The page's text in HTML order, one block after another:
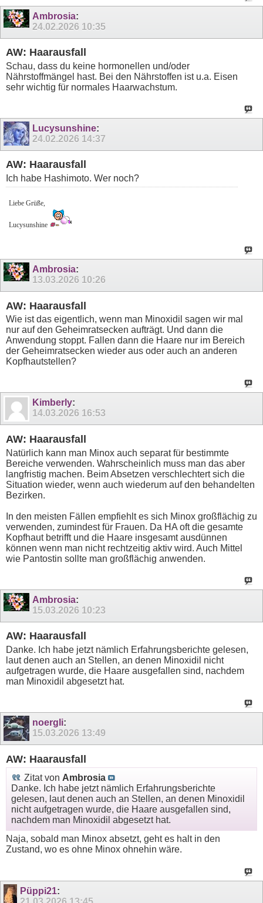
Ambrosia:
24.02.2026 10:35
AW: Haarausfall
Schau, dass du keine hormonellen und/oder
Nährstoffmängel hast. Bei den Nährstoffen ist u.a. Eisen
sehr wichtig für normales Haarwachstum.
Lucysunshine:
24.02.2026 14:37
AW: Haarausfall
Ich habe Hashimoto. Wer noch?
Liebe Grüße,
Lucysunshine
Ambrosia:
13.03.2026 10:26
AW: Haarausfall
Wie ist das eigentlich, wenn man Minoxidil sagen wir mal
nur auf den Geheimratsecken aufträgt. Und dann die
Anwendung stoppt. Fallen dann die Haare nur im Bereich
der Geheimratsecken wieder aus oder auch an anderen
Kopfhautstellen?
Kimberly:
14.03.2026 16:53
AW: Haarausfall
Natürlich kann man Minox auch separat für bestimmte
Bereiche verwenden. Wahrscheinlich muss man das aber
langfristig machen. Beim Absetzen verschlechtert sich die
Situation wieder, wenn auch wiederum auf den behandelten
Bezirken.
In den meisten Fällen empfiehlt es sich Minox großflächig zu
verwenden, zumindest für Frauen. Da HA oft die gesamte
Kopfhaut betrifft und die Haare insgesamt ausdünnen
können wenn man nicht rechtzeitig aktiv wird. Auch Mittel
wie Pantostin sollte man großflächig anwenden.
Ambrosia:
15.03.2026 10:23
AW: Haarausfall
Danke. Ich habe jetzt nämlich Erfahrungsberichte gelesen,
laut denen auch an Stellen, an denen Minoxidil nicht
aufgetragen wurde, die Haare ausgefallen sind, nachdem
man Minoxidil abgesetzt hat.
noergli:
15.03.2026 13:49
AW: Haarausfall
Zitat von Ambrosia
Danke. Ich habe jetzt nämlich Erfahrungsberichte
gelesen, laut denen auch an Stellen, an denen Minoxidil
nicht aufgetragen wurde, die Haare ausgefallen sind,
nachdem man Minoxidil abgesetzt hat.
Naja, sobald man Minox absetzt, geht es halt in den
Zustand, wo es ohne Minox ohnehin wäre.
Püppi21: